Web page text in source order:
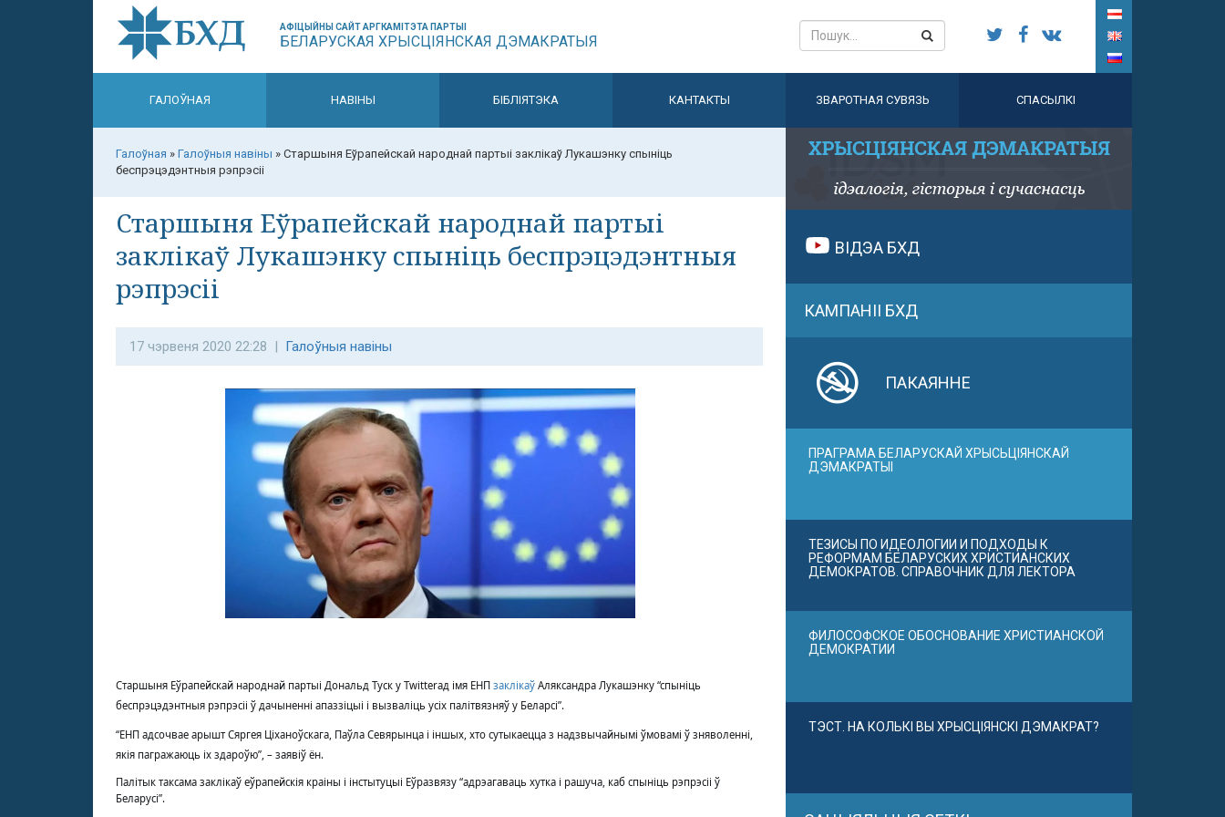
АФІЦЫЙНЫ САЙТ АРГКАМІТЭТА ПАРТЫІ
БЕЛАРУСКАЯ ХРЫСЦІЯНСКАЯ ДЭМАКРАТЫЯ
ГАЛОЎНАЯ НАВІНЫ БІБЛІЯТЭКА КАНТАКТЫ ЗВАРОТНАЯ СУВЯЗЬ СПАСЫЛКІ
Галоўная » Галоўныя навіны » Старшыня Еўрапейскай народнай партыі заклікаў Лукашэнку спыніць
беспрэцэдэнтныя рэпрэсіі
Старшыня Еўрапейскай народнай партыі
заклікаў Лукашэнку спыніць беспрэцэдэнтныя
рэпрэсіі
17 чэрвеня 2020 22:28 | Галоўныя навіны
Старшыня Еўрапейскай народнай партыі Дональд Туск у Twitterад імя ЕНП заклікаў Аляксандра Лукашэнку “спыніць
беспрэцэдэнтныя рэпрэсіі ў дачыненні апаззіцыі і вызваліць усіх палітвязняў у Беларсі”.
“ЕНП адсочвае арышт Сяргея Ціханоўскага, Паўла Севярынца і іншых, хто сутыкаецца з надзвычайнымі ўмовамі ў зняволенні,
якія пагражаюць іх здароўю”, – заявіў ён.
Палітык таксама заклікаў еўрапейскія краіны і інстытуцыі Еўразвязу “адрэагаваць хутка і рашуча, каб спыніць рэпрэсіі ў
Беларусі”.
ВІДЭА БХД
КАМПАНІІ БХД
ПАКАЯННЕ
ПРАГРАМА БЕЛАРУСКАЙ ХРЫСЬЦІЯНСКАЙ
ДЭМАКРАТЫІ
ТЕЗИСЫ ПО ИДЕОЛОГИИ И ПОДХОДЫ К
РЕФОРМАМ БЕЛАРУСКИХ ХРИСТИАНСКИХ
ДЕМОКРАТОВ. СПРАВОЧНИК ДЛЯ ЛЕКТОРА
ФИЛОСОФСКОЕ ОБОСНОВАНИЕ ХРИСТИАНСКОЙ
ДЕМОКРАТИИ
ТЭСТ. НА КОЛЬКІ ВЫ ХРЫСЦІЯНСКІ ДЭМАКРАТ?